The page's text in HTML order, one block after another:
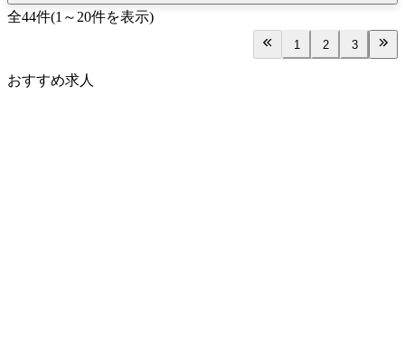
全44件(1 ～ 20件を表示)
1 2 3
おすすめ求人